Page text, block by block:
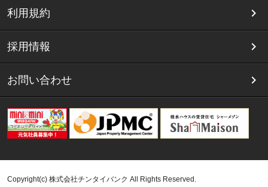
利用規約
採用情報
お問い合わせ
Copyright(c) 株式会社チンタイバンク All Rights Reserved.